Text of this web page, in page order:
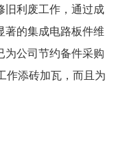
旧利废工作，通过成
著的集成电路板件维
为公司节约备件采购
作添砖加瓦，而且为